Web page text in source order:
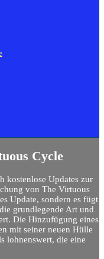
Cycle
kostenlose Updates zur
von The Virtuous
Update, sondern es fügt
grundlegende Art und
Die Hinzufügung eines
mit seiner neuen Hülle
lohnenswert, die eine